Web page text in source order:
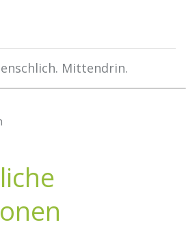
Mittendrin.